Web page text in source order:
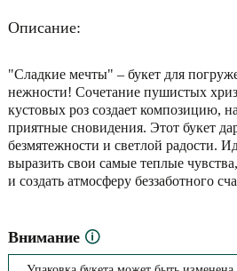
Описание:
"Сладкие мечты" – букет для
нежности! Сочетание пушистых
кустовых роз создает композицию,
приятные сновидения. Этот букет
безмятежности и светлой радости.
выразить свои самые теплые
и создать атмосферу беззаботного
Внимание 🛈